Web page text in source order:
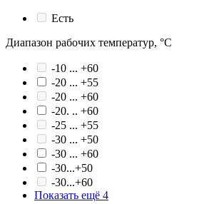
Есть
Диапазон рабочих температур, °С
-10 ... +60
-20 ... +55
-20 ... +60
-20. .. +60
-25 ... +55
-30 ... +50
-30 ... +60
-30...+50
-30...+60
Показать ещё 4